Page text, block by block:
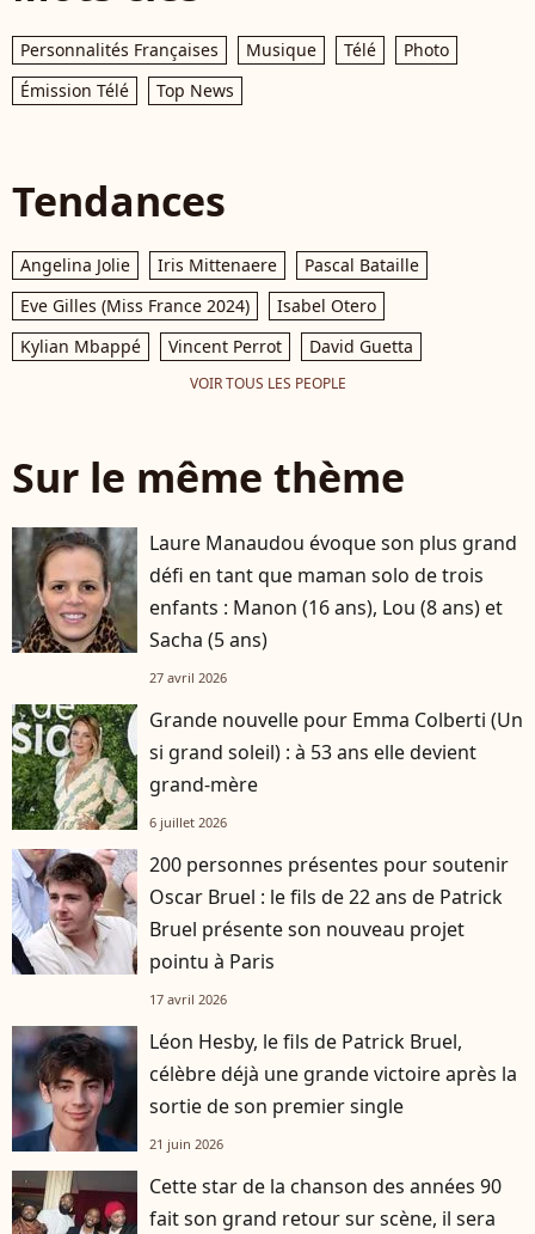
Personnalités Françaises Musique Télé
Photo
Émission Télé
Top News
Tendances
Angelina Jolie Iris Mittenaere
Pascal Bataille
Eve Gilles (Miss France 2024)
Isabel Otero
Kylian Mbappé
Vincent Perrot David Guetta
VOIR TOUS LES PEOPLE
Sur le même thème
Laure Manaudou évoque son plus grand
défi en tant que maman solo de trois
enfants : Manon (16 ans), Lou (8 ans) et
Sacha (5 ans)
27 avril 2026
Grande nouvelle pour Emma Colberti (Un
si grand soleil) : à 53 ans elle devient
grand-mère
6 juillet 2026
200 personnes présentes pour soutenir
Oscar Bruel : le fils de 22 ans de Patrick
Bruel présente son nouveau projet
pointu à Paris
17 avril 2026
Léon Hesby, le fils de Patrick Bruel,
célèbre déjà une grande victoire après la
sortie de son premier single
21 juin 2026
Cette star de la chanson des années 90
fait son grand retour sur scène, il sera